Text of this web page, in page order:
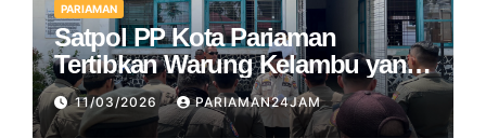
PARIAMAN
Satpol PP Kota Pariaman
Tertibkan Warung Kelambu yang
Beroperasi di Bulan Ramadan
11/03/2026 PARIAMAN24JAM